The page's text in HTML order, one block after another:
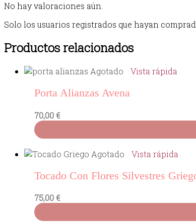
No hay valoraciones aún.
Solo los usuarios registrados que hayan
Productos relacionados
Agotado Vista rápida
Porta Alianzas Avena
70,00€
Agotado Vista rápida
Tocado Con Flores Silvestres
75,00€